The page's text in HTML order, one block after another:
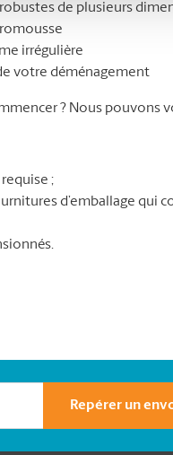
de plusieurs
irrégulière
votre déménagement
? Nous pouvons
;
d’emballage qui
Repérer un